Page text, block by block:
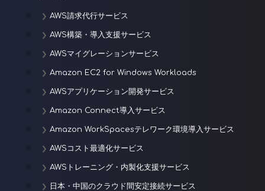
AWS請求代行サービス
AWS構築・導入支援サービス
AWSマイグレーションサービス
Amazon EC2 for Windows Workloads
AWSアプリケーション開発サービス
Amazon Connect導入サービス
Amazon WorkSpacesテレワーク環境導入サービス
AWSコスト最適化サービス
AWSトレーニング・内製化支援サービス
日本・中国のクラウド間安定接続サービス